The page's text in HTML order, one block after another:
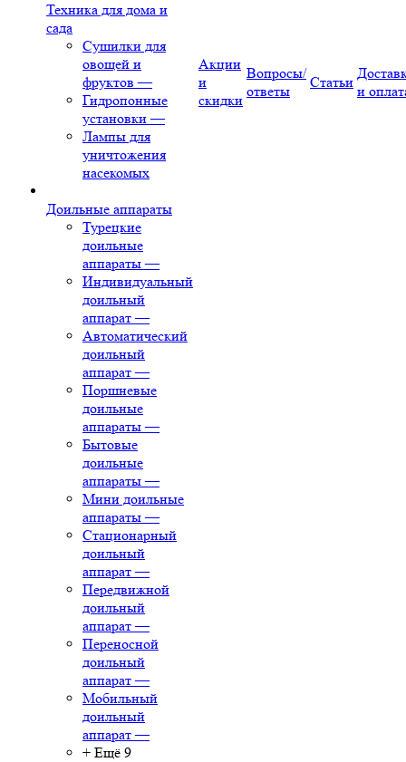
Техника для дома и
сада
Сушилки для
овощей и
фруктов —
Гидропонные
установки —
Лампы для
уничтожения
насекомых
Доильные аппараты
Турецкие
доильные
аппараты —
Индивидуальный
доильный
аппарат —
Автоматический
доильный
аппарат —
Поршневые
доильные
аппараты —
Бытовые
доильные
аппараты —
Мини доильные
аппараты —
Стационарный
доильный
аппарат —
Передвижной
доильный
аппарат —
Переносной
доильный
аппарат —
Мобильный
доильный
аппарат —
+ Ещё 9
Акции
и
скидки
Вопросы/
ответы
Статьи
и